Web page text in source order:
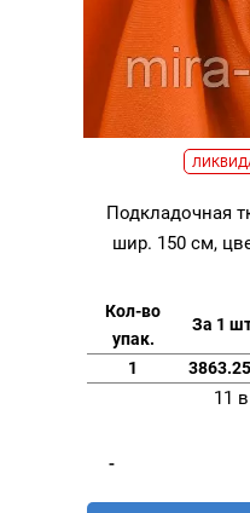
Подкладочная
шир. 150 см,
Кол-во
упак.
За 1
1
11
-